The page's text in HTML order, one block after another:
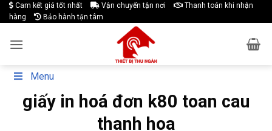
Skip
to
Cam kết giá tốt nhất Vận chuyển tận nơi
Thanh toán khi nhận
hàng
Bảo hành tận tâm
Menu
giấy in hoá đơn k80 toan cau
thanh hoa